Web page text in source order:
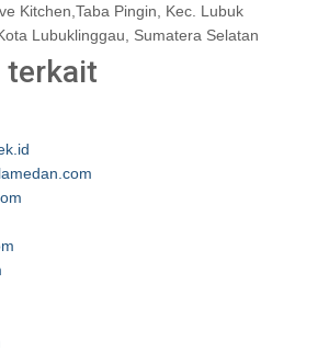
Kitchen,Taba Pingin, Kec. Lubuk
Lubuklinggau, Sumatera Selatan
terkait